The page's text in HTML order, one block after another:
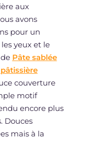
aux
avons
pour un
yeux et le
Pâte sablée
couverture
motif
encore plus
Douces
mais à la